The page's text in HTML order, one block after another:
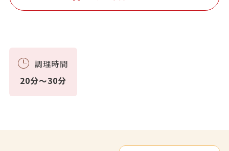
調理時間
20分～30分